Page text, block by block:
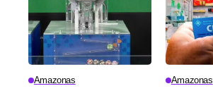
Amazonas Amazonas